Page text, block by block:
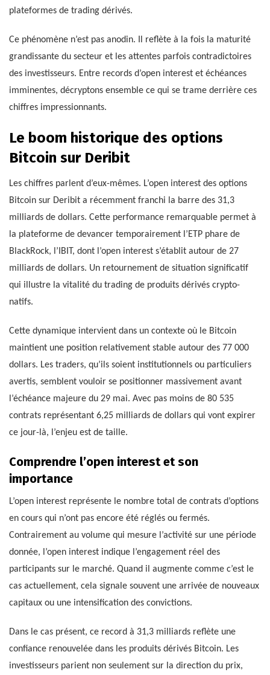
plateformes de trading dérivés.
Ce phénomène n’est pas anodin. Il reflète à la fois la maturité
grandissante du secteur et les attentes parfois contradictoires
des investisseurs. Entre records d’open interest et échéances
imminentes, décryptons ensemble ce qui se trame derrière ces
chiffres impressionnants.
Le boom historique des options
Bitcoin sur Deribit
Les chiffres parlent d’eux-mêmes. L’open interest des options
Bitcoin sur Deribit a récemment franchi la barre des 31,3
milliards de dollars. Cette performance remarquable permet à
la plateforme de devancer temporairement l’ETP phare de
BlackRock, l’IBIT, dont l’open interest s’établit autour de 27
milliards de dollars. Un retournement de situation significatif
qui illustre la vitalité du trading de produits dérivés crypto-
natifs.
Cette dynamique intervient dans un contexte où le Bitcoin
maintient une position relativement stable autour des 77 000
dollars. Les traders, qu’ils soient institutionnels ou particuliers
avertis, semblent vouloir se positionner massivement avant
l’échéance majeure du 29 mai. Avec pas moins de 80 535
contrats représentant 6,25 milliards de dollars qui vont expirer
ce jour-là, l’enjeu est de taille.
Comprendre l’open interest et son
importance
L’open interest représente le nombre total de contrats d’options
en cours qui n’ont pas encore été réglés ou fermés.
Contrairement au volume qui mesure l’activité sur une période
donnée, l’open interest indique l’engagement réel des
participants sur le marché. Quand il augmente comme c’est le
cas actuellement, cela signale souvent une arrivée de nouveaux
capitaux ou une intensification des convictions.
Dans le cas présent, ce record à 31,3 milliards reflète une
confiance renouvelée dans les produits dérivés Bitcoin. Les
investisseurs parient non seulement sur la direction du prix,